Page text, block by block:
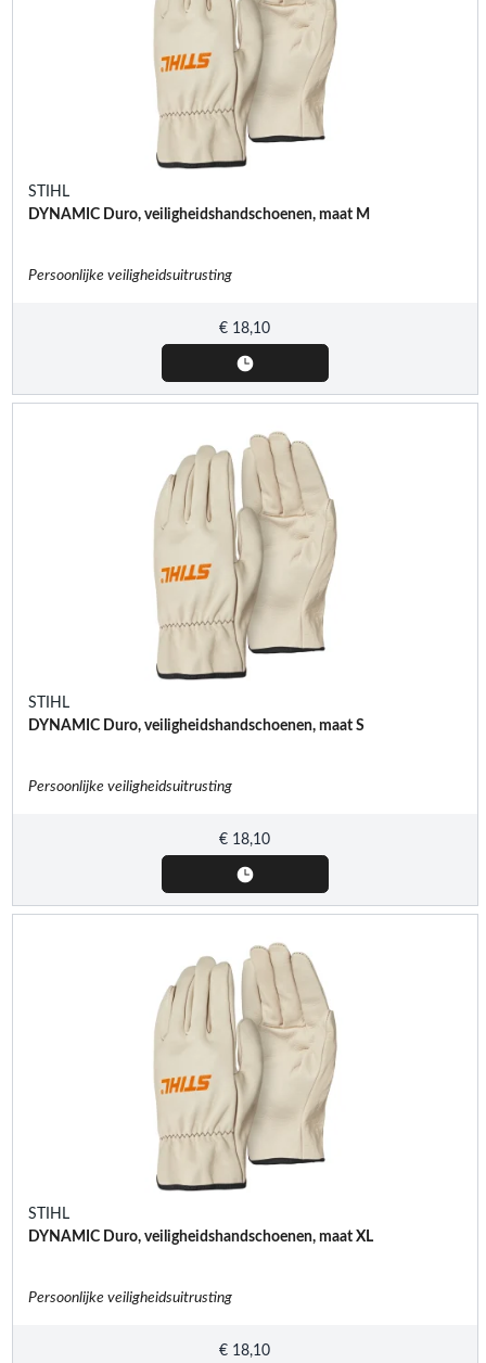
STIHL
DYNAMIC Duro, veiligheidshandschoenen, maat M
Persoonlijke veiligheidsuitrusting
€ 18,10
STIHL
DYNAMIC Duro, veiligheidshandschoenen, maat S
Persoonlijke veiligheidsuitrusting
€ 18,10
STIHL
DYNAMIC Duro, veiligheidshandschoenen, maat XL
Persoonlijke veiligheidsuitrusting
€ 18,10